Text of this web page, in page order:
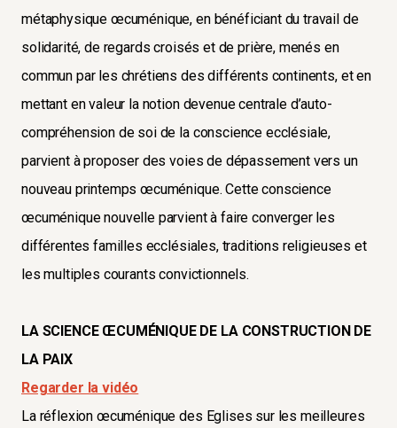
métaphysique œcuménique, en bénéficiant du travail de
solidarité, de regards croisés et de prière, menés en
commun par les chrétiens des différents continents, et en
mettant en valeur la notion devenue centrale d’auto-
compréhension de soi de la conscience ecclésiale,
parvient à proposer des voies de dépassement vers un
nouveau printemps œcuménique. Cette conscience
œcuménique nouvelle parvient à faire converger les
différentes familles ecclésiales, traditions religieuses et
les multiples courants convictionnels.
LA SCIENCE ŒCUMÉNIQUE DE LA CONSTRUCTION DE
LA PAIX
Regarder la vidéo
La réflexion œcuménique des Eglises sur les meilleures